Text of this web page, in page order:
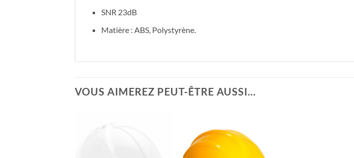
SNR 23dB
Matière : ABS, Polystyrène.
VOUS AIMEREZ PEUT-ÊTRE AUSSI…